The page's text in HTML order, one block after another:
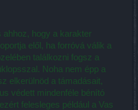
ahhoz, hogy a karakter
elől, ha forróvá válik a
találkozni fogsz a
Noha nem épp a
elkerülnöd a támadásait,
védett mindenféle bénító
felesleges például a Vas